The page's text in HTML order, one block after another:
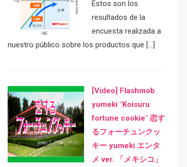
Estos son los
resultados de la
encuesta realizada a
nuestro público sobre los productos que […]
[Video] Flashmob
yumeki "Koisuru
fortune cookie" 恋す
るフォーチュンクッ
キー yumeki エンタ
メ ver. 「メキシコ」